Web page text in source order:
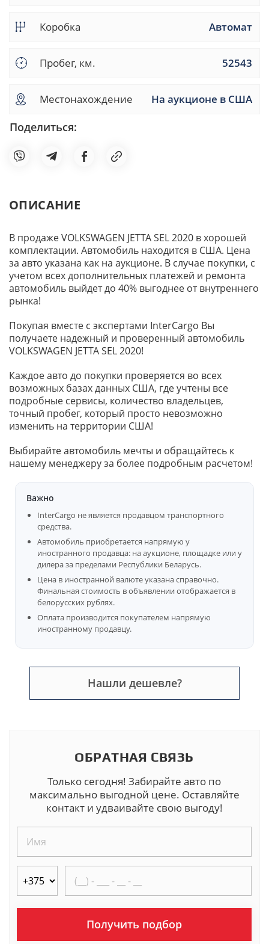
Коробка Автомат
Пробег, км. 52543
Местонахождение На аукционе в США
Поделиться:
ОПИСАНИЕ
В продаже VOLKSWAGEN JETTA SEL 2020 в хорошей
комплектации. Автомобиль находится в США. Цена
за авто указана как на аукционе. В случае покупки, с
учетом всех дополнительных платежей и ремонта
автомобиль выйдет до 40% выгоднее от внутреннего
рынка!
Покупая вместе с экспертами InterCargo Вы
получаете надежный и проверенный автомобиль
VOLKSWAGEN JETTA SEL 2020!
Каждое авто до покупки проверяется во всех
возможных базах данных США, где учтены все
подробные сервисы, количество владельцев,
точный пробег, который просто невозможно
изменить на территории США!
Выбирайте автомобиль мечты и обращайтесь к
нашему менеджеру за более подробным расчетом!
Важно
InterCargo не является продавцом транспортного
средства.
Автомобиль приобретается напрямую у
иностранного продавца: на аукционе, площадке или у
дилера за пределами Республики Беларусь.
Цена в иностранной валюте указана справочно.
Финальная стоимость в объявлении отображается в
белорусских рублях.
Оплата производится покупателем напрямую
иностранному продавцу.
Нашли дешевле?
ОБРАТНАЯ СВЯЗЬ
Только сегодня! Забирайте авто по
максимально выгодной цене. Оставляйте
контакт и удваивайте свою выгоду!
Получить подбор